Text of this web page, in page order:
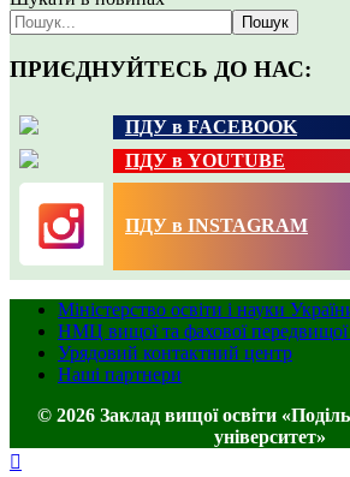
Пошук
ПРИЄДНУЙТЕСЬ ДО НАС:
ПДУ в FACEBOOK
ПДУ в YOUTUBE
ПДУ в INSTAGRAM
Міністерство освіти і науки
НМЦ вищої та фахової передвищої
Урядовий контактний центр
Наші партнери
© 2026 Заклад вищої освіти
університет»